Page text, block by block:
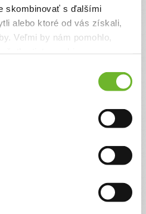
skombinovať s ďalšími
alebo ktoré od vás získali,
Veľmi by nám pomohlo,